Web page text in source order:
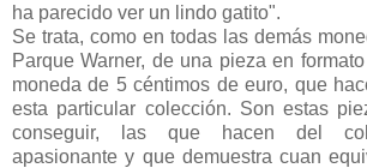
ha parecido ver un lindo gatito".
Se trata, como en todas las demás
Parque Warner, de una pieza en
moneda de 5 céntimos de euro, que
esta particular colección. Son estas
conseguir, las que hacen del
apasionante y que demuestra cuan